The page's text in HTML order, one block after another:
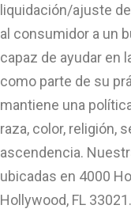
liquidación/ajuste
al consumidor a un
capaz de ayudar en
como parte de su
mantiene una
raza, color, religión,
ascendencia.
ubicadas en 4000
Hollywood, FL 33021.